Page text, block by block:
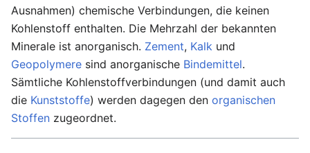
Ausnahmen) chemische Verbindungen, die keinen
Kohlenstoff enthalten. Die Mehrzahl der bekannten
Minerale ist anorganisch. Zement, Kalk und
Geopolymere sind anorganische Bindemittel.
Sämtliche Kohlenstoffverbindungen (und damit auch
die Kunststoffe) werden dagegen den organischen
Stoffen zugeordnet.